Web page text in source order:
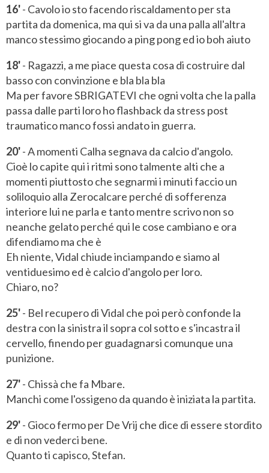
16'- Cavolo io sto facendo riscaldamento per sta
partita da domenica, ma qui si va da una palla all'altra
manco stessimo giocando a ping pong ed io boh aiuto
18'- Ragazzi, a me piace questa cosa di costruire dal
basso con convinzione e bla bla bla
Ma per favore SBRIGATEVI che ogni volta che la palla
passa dalle parti loro ho flashback da stress post
traumatico manco fossi andato in guerra.
20'- A momenti Calha segnava da calcio d'angolo.
Cioè lo capite qui i ritmi sono talmente alti che a
momenti piuttosto che segnarmi i minuti faccio un
soliloquio alla Zerocalcare perché di sofferenza
interiore lui ne parla e tanto mentre scrivo non so
neanche gelato perché qui le cose cambiano e ora
difendiamo ma che è
Eh niente, Vidal chiude inciampando e siamo al
ventiduesimo ed è calcio d'angolo per loro.
Chiaro, no?
25'- Bel recupero di Vidal che poi però confonde la
destra con la sinistra il sopra col sotto e s'incastra il
cervello, finendo per guadagnarsi comunque una
punizione.
27'- Chissà che fa Mbare.
Manchi come l'ossigeno da quando è iniziata la partita.
29'- Gioco fermo per De Vrij che dice di essere stordito
e di non vederci bene.
Quanto ti capisco, Stefan.